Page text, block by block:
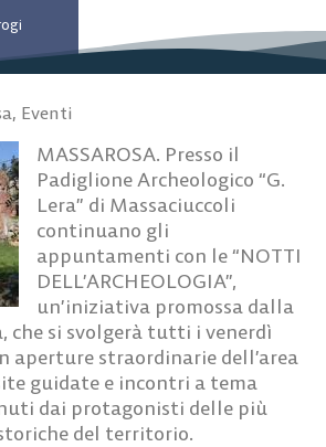
, Eventi
MASSAROSA. Presso il
Padiglione Archeologico “G.
Lera” di Massaciuccoli
continuano gli
appuntamenti con le “NOTTI
DELL’ARCHEOLOGIA”,
un’iniziativa promossa dalla
che si svolgerà tutti i venerdì
aperture straordinarie dell’area
guidate e incontri a tema
dai protagonisti delle più
del territorio.